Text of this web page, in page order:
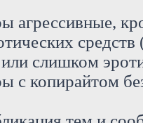
агрессивные,
слишком
с копирайтом